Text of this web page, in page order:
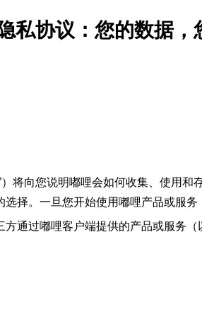
私协议：您的数据，
将向您说明嘟哩会如何收集、使用
择。一旦您开始使用嘟哩产品或服
通过嘟哩客户端提供的产品或服务